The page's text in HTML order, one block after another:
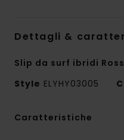
Dettagli &
Slip da surf ibridi
Style ELYHY03005
Caratteristiche